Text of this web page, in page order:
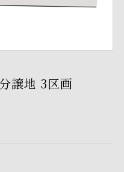
譲地 3区画